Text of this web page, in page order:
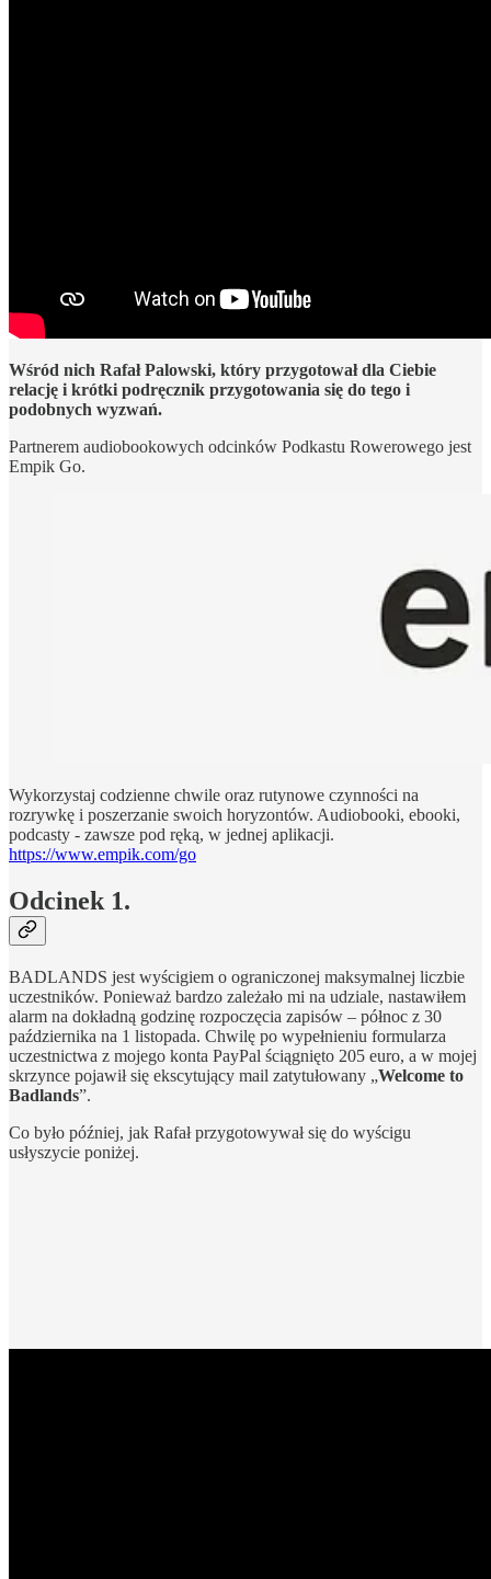
Wśród nich Rafał Palowski, który przygotował dla Ciebie
relację i krótki podręcznik przygotowania się do tego i
podobnych wyzwań.
Partnerem audiobookowych odcinków Podkastu Rowerowego jest
Empik Go.
Wykorzystaj codzienne chwile oraz rutynowe czynności na
rozrywkę i poszerzanie swoich horyzontów. Audiobooki, ebooki,
podcasty - zawsze pod ręką, w jednej aplikacji.
https://www.empik.com/go
Odcinek 1.
BADLANDS jest wyścigiem o ograniczonej maksymalnej liczbie
uczestników. Ponieważ bardzo zależało mi na udziale, nastawiłem
alarm na dokładną godzinę rozpoczęcia zapisów – północ z 30
października na 1 listopada. Chwilę po wypełnieniu formularza
uczestnictwa z mojego konta PayPal ściągnięto 205 euro, a w mojej
skrzynce pojawił się ekscytujący mail zatytułowany „Welcome to
Badlands”.
Co było później, jak Rafał przygotowywał się do wyścigu
usłyszycie poniżej.